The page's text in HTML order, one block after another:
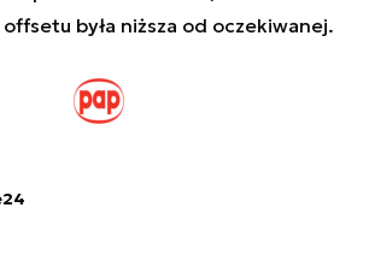
była niższa od oczekiwanej.